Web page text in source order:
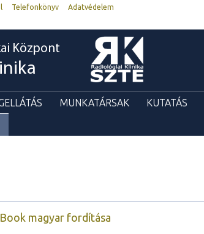
Telefonkönyv
Adatvédelem
Központ
MUNKATÁRSAK KUTATÁS
magyar fordítása